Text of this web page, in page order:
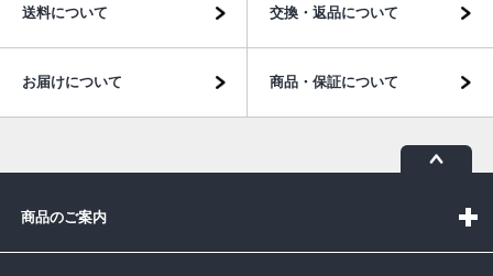
送料について 交換・返品について
お届けについて 商品・保証について
商品のご案内